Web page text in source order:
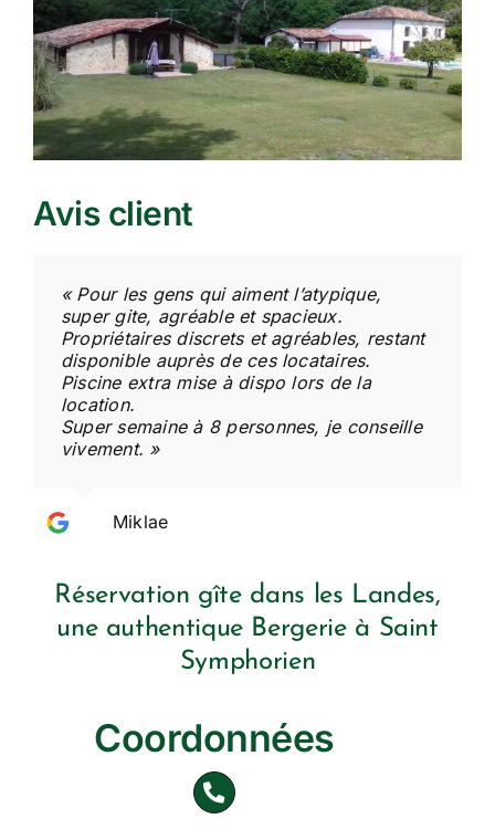
Avis client
« Pour les gens qui aiment l’atypique,
super gite, agréable et spacieux.
Propriétaires discrets et agréables, restant
disponible auprès de ces locataires.
Piscine extra mise à dispo lors de la
location.
Super semaine à 8 personnes, je conseille
vivement. »
Miklae
Réservation gîte dans les Landes,
une authentique Bergerie à Saint
Symphorien
Coordonnées